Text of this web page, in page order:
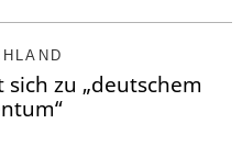
zu „deutschem